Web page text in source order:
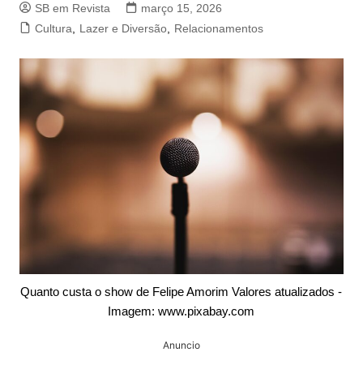
SB em Revista
março 15, 2026
Cultura
Lazer e Diversão, Relacionamentos
Quanto custa o show de Felipe Amorim Valores atualizados -
Imagem: www.pixabay.com
Anuncio